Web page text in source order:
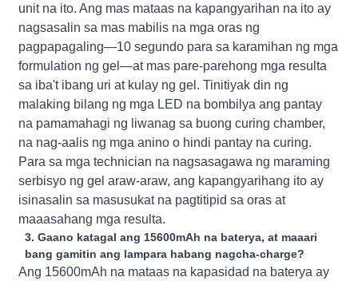
unit na ito. Ang mas mataas na kapangyarihan na ito ay
nagsasalin sa mas mabilis na mga oras ng
pagpapagaling—10 segundo para sa karamihan ng mga
formulation ng gel—at mas pare-parehong mga resulta
sa iba't ibang uri at kulay ng gel. Tinitiyak din ng
malaking bilang ng mga LED na bombilya ang pantay
na pamamahagi ng liwanag sa buong curing chamber,
na nag-aalis ng mga anino o hindi pantay na curing.
Para sa mga technician na nagsasagawa ng maraming
serbisyo ng gel araw-araw, ang kapangyarihang ito ay
isinasalin sa masusukat na pagtitipid sa oras at
maaasahang mga resulta.
3. Gaano katagal ang 15600mAh na baterya, at maaari
bang gamitin ang lampara habang nagcha-charge?
Ang 15600mAh na mataas na kapasidad na baterya ay